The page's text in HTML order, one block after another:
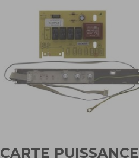
CARTE PUISSANCE